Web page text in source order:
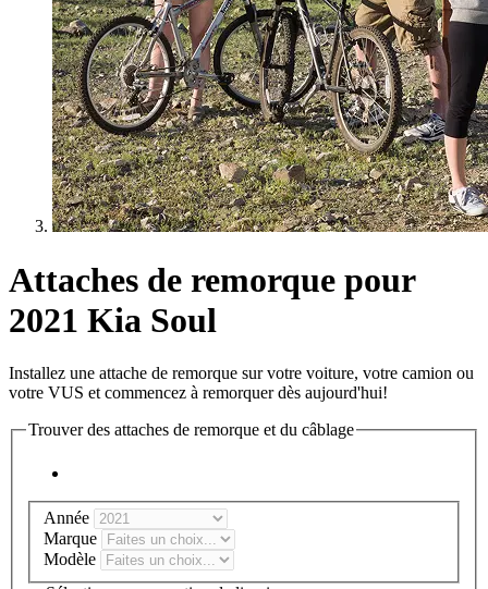
Attaches de remorque pour
2021 Kia Soul
Installez une attache de remorque sur votre voiture, votre camion ou
votre VUS et commencez à remorquer dès aujourd'hui!
Trouver des attaches de remorque et du câblage
Année
Marque
Modèle